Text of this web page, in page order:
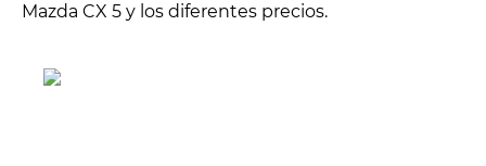
Mazda CX 5 y los diferentes precios.